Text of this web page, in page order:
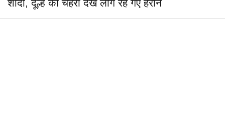
शादी, दूल्हे का चेहरा देख लोग रह गए हैरान